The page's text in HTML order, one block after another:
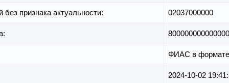
без признака актуальности: 02037000000
ФИАС в
2024-10-02